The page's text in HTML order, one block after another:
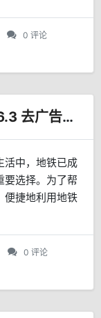
0 评论
地铁通地铁换乘查询软件 v15.6.3 去广告版APP
活中，地铁已成
要选择。为了帮
便捷地利用地铁
交通导航APP，
和用户友好的
0 评论